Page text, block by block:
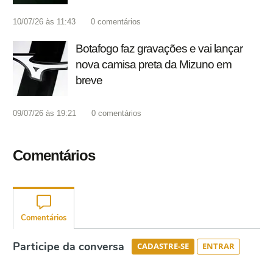
10/07/26 às 11:43 0 comentários
Botafogo faz gravações e vai lançar
nova camisa preta da Mizuno em
breve
09/07/26 às 19:21 0 comentários
Comentários